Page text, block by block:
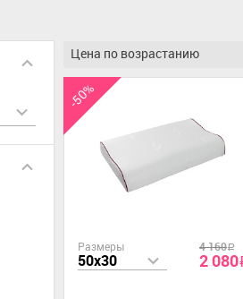
Цена по возрастанию
-50%
Размеры
50x30
4 160a
2 080